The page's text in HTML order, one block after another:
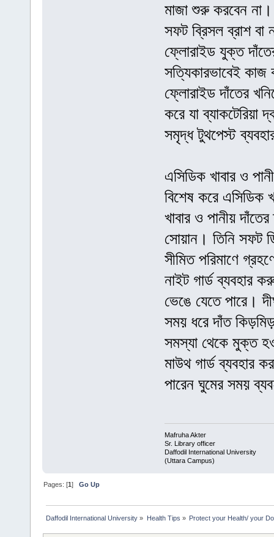
মাজা শুরু করবেন না।
সফট ব্রিসল ব্রাশ বা
ফ্লোরাইড যুক্ত
সত্যিকারভাবেই
ফ্লোরাইড দাঁতের
করে যা ব্যাকটেরিয়া
সমৃদ্ধ টুথপেস্ট
এসিডিক খাবার ও
বিশেষ করে এসিডিক
খাবার ও পানীয়
সোয়ান। তিনি সফট
সীমিত পরিমাণে
নাইট গার্ড ব্যবহার
ভেঙে যেতে পারে।
সময় ধরে দাঁত
সমস্যা থেকে মুক্ত
মাউথ গার্ড ব্যবহার
পারেন ঘুমের সময়
Mafruha Akter
Sr. Library officer
Daffodil International University
(Uttara Campus)
Pages: [1]Go Up
Daffodil International University » Health Tips » Protect your Health/ your